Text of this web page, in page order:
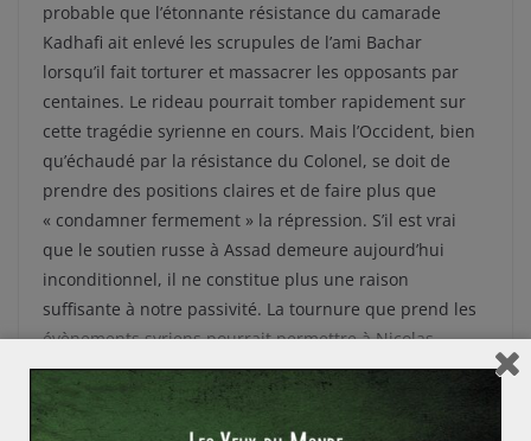
probable que l’étonnante résistance du camarade
Kadhafi ait enlevé les scrupules de l’ami Bachar
lorsqu’il fait torturer et massacrer les opposants par
centaines. Le rideau pourrait tomber rapidement sur
cette tragédie syrienne en cours. Mais l’Occident, bien
qu’échaudé par la résistance du Colonel, se doit de
prendre des positions claires et de faire plus que
« condamner fermement » la répression. S’il est vrai
que le soutien russe à Assad demeure aujourd’hui
inconditionnel, il ne constitue plus une raison
suffisante à notre passivité. La tournure que prend les
évènements syriens pourrait permettre à Nicolas
Sarkozy et à la France un nouveau coup d’éclat sur la
scène internationale ; coup d’éclat dans l’intérêt du
peuple syrien, à défaut d’un coup d’Etat